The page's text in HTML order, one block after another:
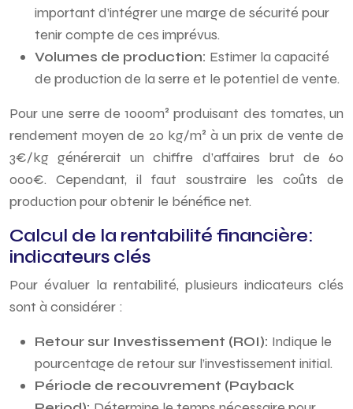
important d’intégrer une marge de sécurité pour
tenir compte de ces imprévus.
Volumes de production: Estimer la capacité
de production de la serre et le potentiel de vente.
Pour une serre de 1000m² produisant des tomates, un
rendement moyen de 20 kg/m² à un prix de vente de
3€/kg générerait un chiffre d’affaires brut de 60
000€. Cependant, il faut soustraire les coûts de
production pour obtenir le bénéfice net.
Calcul de la rentabilité financière:
indicateurs clés
Pour évaluer la rentabilité, plusieurs indicateurs clés
sont à considérer :
Retour sur Investissement (ROI): Indique le
pourcentage de retour sur l’investissement initial.
Période de recouvrement (Payback